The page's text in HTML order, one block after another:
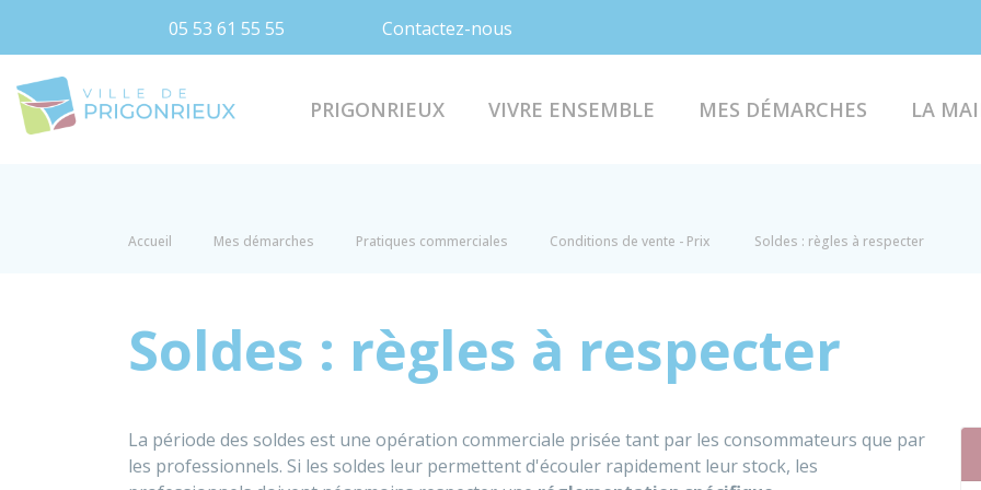
05 53 61 55 55 Contactez-nous
PRIGONRIEUX VIVRE ENSEMBLE MES DÉMARCHES LA
Accueil Mes démarches Pratiques commerciales Conditions de vente - Prix Soldes : règles à respecter
Soldes : règles à respecter
La période des soldes est une opération commerciale prisée tant par les consommateurs que par
les professionnels. Si les soldes leur permettent d'écouler rapidement leur stock, les